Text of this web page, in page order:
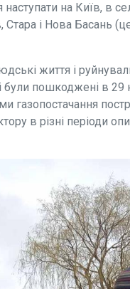
наступати на Київ, в
і Нова Басань
життя і
пошкоджені в 29
газопостачання
в різні періоди